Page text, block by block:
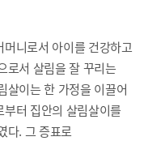
니로서 아이를 건강하고
로서 살림을 잘 꾸리는
살이는 한 가정을 이끌어
터 집안의 살림살이를
다. 그 증표로